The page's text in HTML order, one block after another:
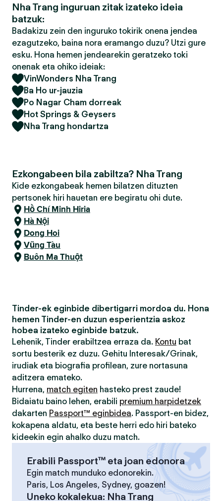
Nha Trang inguruan zitak izateko ideia
batzuk:
Badakizu zein den inguruko tokirik onena jendea
ezagutzeko, baina nora eramango duzu? Utzi gure
esku. Hona hemen jendearekin geratzeko toki
onenak eta ohiko ideiak:
VinWonders Nha Trang
Ba Ho ur-jauzia
Po Nagar Cham dorreak
Hot Springs & Geysers
Nha Trang hondartza
Ezkongabeen bila zabiltza? Nha Trang
Kide ezkongabeak hemen bilatzen dituzten
pertsonek hiri hauetan ere begiratu ohi dute.
Hồ Chí Minh Hiria
Hà Nội
Dong Hoi
Vũng Tàu
Buôn Ma Thuột
Tinder-ek eginbide dibertigarri mordoa du. Hona
hemen Tinder-en duzun esperientzia askoz
hobea izateko eginbide batzuk.
Lehenik, Tinder erabiltzea erraza da. Kontu bat
sortu besterik ez duzu. Gehitu Interesak/Grinak,
irudiak eta biografia profilean, zure nortasuna
aditzera emateko.
Hurrena, match egiten hasteko prest zaude!
Bidaiatu baino lehen, erabili premium harpidetzek
dakarten Passport™ eginbidea. Passport-en bidez,
kokapena aldatu, eta beste herri edo hiri bateko
kideekin egin ahalko duzu match.
Erabili Passport™ eta joan edonora
Egin match munduko edonorekin.
Paris, Los Angeles, Sydney, goazen!
Uneko kokalekua: Nha Trang